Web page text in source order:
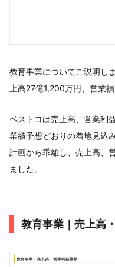
教育事業についてご説明し
上高27億1,200万円、営業
ベストコは売上高、営業利
業績予想どおりの着地見込
計画から乖離し、売上高、
ました。
教育事業｜売上高